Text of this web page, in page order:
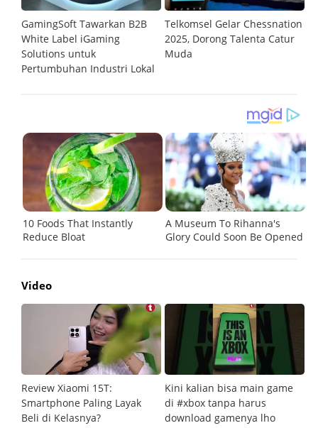
GamingSoft Tawarkan B2B
White Label iGaming
Solutions untuk
Pertumbuhan Industri Lokal
Telkomsel Gelar Chessnation
2025, Dorong Talenta Catur
Muda
Video
Review Xiaomi 15T:
Smartphone Paling Layak
Beli di Kelasnya?
Kini kalian bisa main game
di #xbox tanpa harus
download gamenya lho